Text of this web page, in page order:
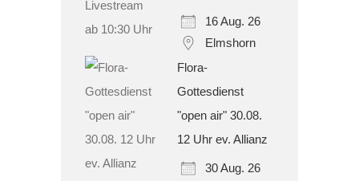
16 Aug. 26
Elmshorn
Flora-
Gottesdienst
"open air" 30.08.
12 Uhr ev. Allianz
30 Aug. 26